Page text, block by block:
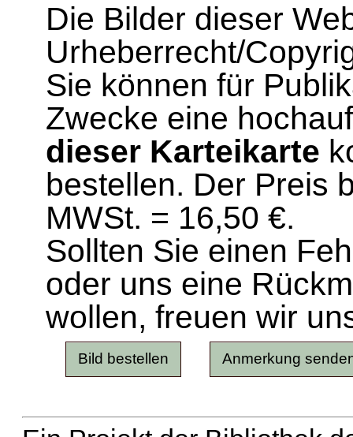
Die Bilder dieser
Urheberrecht/
Sie können für
Zwecke eine
dieser Karteikarte
bestellen. Der Preis
MWSt. = 16,50 €.
Sollten Sie einen
oder uns eine
wollen, freuen wir